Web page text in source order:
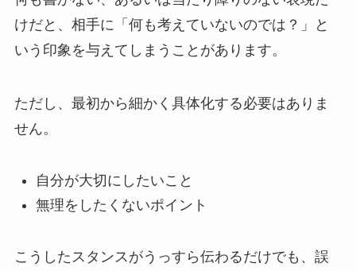
けだと、相手に「何も考えていないのでは？」と
いう印象を与えてしまうことがあります。
ただし、最初から細かく具体化する必要はありま
せん。
自分が大切にしたいこと
無理をしたくないポイント
こうしたスタンスがうっすら伝わるだけでも、誤